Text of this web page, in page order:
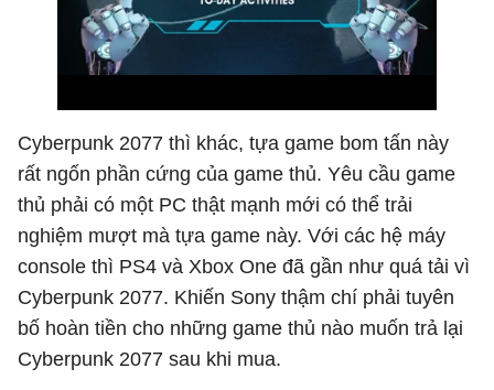
Cyberpunk 2077 thì khác, tựa game bom tấn này
rất ngốn phần cứng của game thủ. Yêu cầu game
thủ phải có một PC thật mạnh mới có thể trải
nghiệm mượt mà tựa game này. Với các hệ máy
console thì PS4 và Xbox One đã gần như quá tải vì
Cyberpunk 2077. Khiến Sony thậm chí phải tuyên
bố hoàn tiền cho những game thủ nào muốn trả lại
Cyberpunk 2077 sau khi mua.